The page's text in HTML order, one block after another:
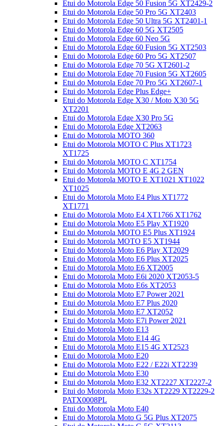
Etui do Motorola Edge 50 Fusion 5G XT2429-2
Etui do Motorola Edge 50 Pro 5G XT2403
Etui do Motorola Edge 50 Ultra 5G XT2401-1
Etui do Motorola Edge 60 5G XT2505
Etui do Motorola Edge 60 Neo 5G
Etui do Motorola Edge 60 Fusion 5G XT2503
Etui do Motorola Edge 60 Pro 5G XT2507
Etui do Motorola Edge 70 5G XT2601-2
Etui do Motorola Edge 70 Fusion 5G XT2605
Etui do Motorola Edge 70 Pro 5G XT2607-1
Etui do Motorola Edge Plus Edge+
Etui do Motorola Edge X30 / Moto X30 5G
XT2201
Etui do Motorola Edge X30 Pro 5G
Etui do Motorola Edge XT2063
Etui do Motorola MOTO 360
Etui do Motorola MOTO C Plus XT1723
XT1725
Etui do Motorola MOTO C XT1754
Etui do Motorola MOTO E 4G 2 GEN
Etui do Motorola MOTO E XT1021 XT1022
XT1025
Etui do Motorola Moto E4 Plus XT1772
XT1771
Etui do Motorola Moto E4 XT1766 XT1762
Etui do Motorola Moto E5 Play XT1920
Etui do Motorola MOTO E5 Plus XT1924
Etui do Motorola MOTO E5 XT1944
Etui do Motorola Moto E6 Play XT2029
Etui do Motorola Moto E6 Plus XT2025
Etui do Motorola Moto E6 XT2005
Etui do Motorola Moto E6i 2020 XT2053-5
Etui do Motorola Moto E6s XT2053
Etui do Motorola Moto E7 Power 2021
Etui do Motorola Moto E7 Plus 2020
Etui do Motorola Moto E7 XT2052
Etui do Motorola Moto E7i Power 2021
Etui do Motorola Moto E13
Etui do Motorola Moto E14 4G
Etui do Motorola Moto E15 4G XT2523
Etui do Motorola Moto E20
Etui do Motorola Moto E22 / E22i XT2239
Etui do Motorola Moto E30
Etui do Motorola Moto E32 XT2227 XT2227-2
Etui do Motorola Moto E32s XT2229 XT2229-2
PATX0008PL
Etui do Motorola Moto E40
Etui do Motorola Moto G 5G Plus XT2075